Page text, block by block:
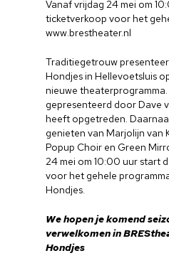
Vanaf vrijdag 24 mei om
ticketverkoop voor het
www.brestheater.nl
Traditiegetrouw
Hondjes in Hellevoetsluis
nieuwe
gepresenteerd door Dave
heeft opgetreden.
genieten van Marjolijn van
Popup Choir en Green
24 mei om 10:00 uur start
voor het gehele
Hondjes.
We hopen je komend
verwelkomen in
Hondjes